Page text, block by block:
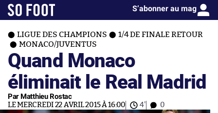
S’abonner au mag
LIGUE DES CHAMPIONS
1/4 DE FINALE RETOUR
MONACO/JUVENTUS
Quand Monaco
éliminait le Real Madrid
Par Matthieu Rostac
LE MERCREDI 22 AVRIL 2015 À 16:00 4' 0